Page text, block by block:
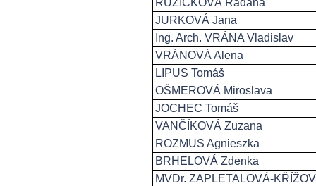
RUŽIČKOVÁ Radana
JURKOVÁ Jana
Ing. Arch. VRÁNA Vladislav
VRÁNOVÁ Alena
LIPUS Tomáš
OŠMEROVÁ Miroslava
JOCHEC Tomáš
VANČÍKOVÁ Zuzana
ROZMUS Agnieszka
BRHELOVÁ Zdenka
MVDr. ZAPLETALOVÁ-